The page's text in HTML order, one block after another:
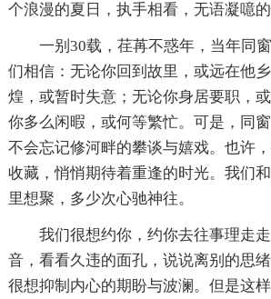
个浪漫的夏日，执手相看，无语凝噫
一别30载，荏苒不惑年，当年同
们相信：无论你回到故里，或远在他
煌，或暂时失意；无论你身居要职，
你多么闲暇，或何等繁忙。可是，同
不会忘记修河畔的攀谈与嬉戏。也许
收藏，悄悄期待着重逢的时光。我们
里想聚，多少次心驰神往。
我们很想约你，约你去往事理走
音，看看久违的面孔，说说离别的思
很想抑制内心的期盼与波澜。但是这